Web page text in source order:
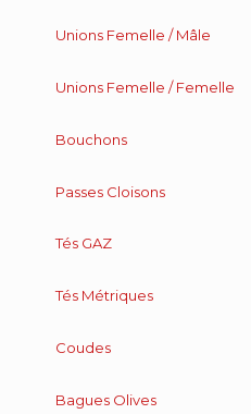
Unions Femelle / Mâle
Unions Femelle / Femelle
Bouchons
Passes Cloisons
Tés GAZ
Tés Métriques
Coudes
Bagues Olives